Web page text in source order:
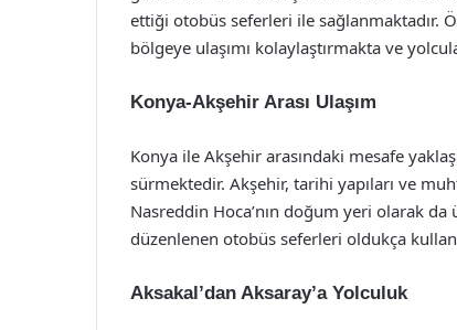
ettiği otobüs seferleri ile sağlanmaktadır.
bölgeye ulaşımı kolaylaştırmakta ve
Konya-Akşehir Arası Ulaşım
Konya ile Akşehir arasındaki mesafe
sürmektedir. Akşehir, tarihi yapıları ve
Nasreddin Hoca’nın doğum yeri olarak
düzenlenen otobüs seferleri oldukça
Aksakal’dan Aksaray’a Yolculuk